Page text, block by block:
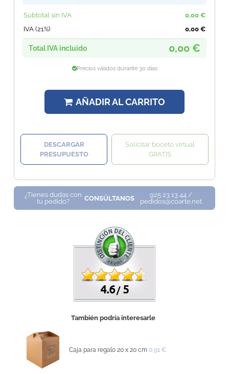
Subtotal sin IVA
0,00 €
IVA (21%)
0,00 €
Total IVA incluido 0,00 €
Precios válidos durante 30 días
AÑADIR AL CARRITO
DESCARGAR
PRESUPUESTO
Solicitar boceto virtual
GRATIS
¿Tienes dudas con
tu pedido?
CONSÚLTANOS
925 23 13 44 /
pedidos@coarte.net
4.6 /5
También podría interesarle
Caja para regalo 20 x 20 cm 0,91 €